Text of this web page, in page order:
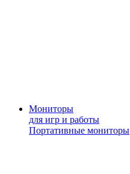
Мониторы
для игр и работы
Портативные мониторы